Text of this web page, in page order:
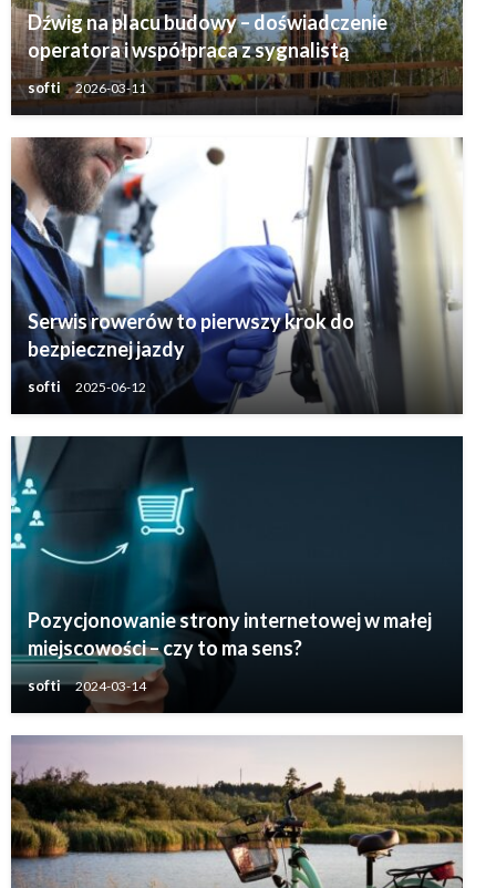
Dźwig na placu budowy – doświadczenie
operatora i współpraca z sygnalistą
softi 2026-03-11
Serwis rowerów to pierwszy krok do
bezpiecznej jazdy
softi 2025-06-12
Pozycjonowanie strony internetowej w małej
miejscowości – czy to ma sens?
softi 2024-03-14